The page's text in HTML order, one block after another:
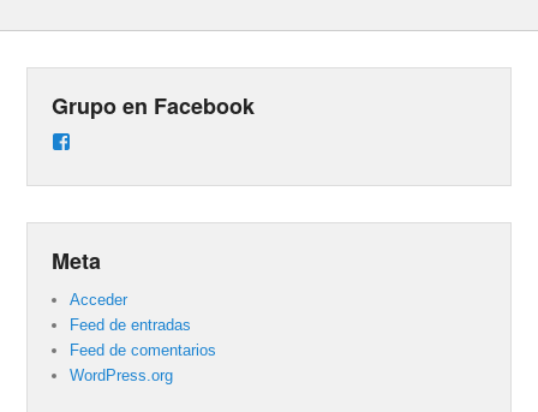
Grupo en Facebook
en
Meta
Acceder
Feed de entradas
Feed de comentarios
WordPress.org